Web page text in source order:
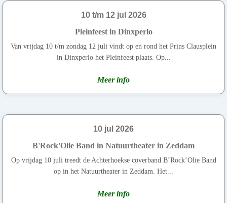
10 t/m 12 jul 2026
Pleinfeest in Dinxperlo
Van vrijdag 10 t/m zondag 12 juli vindt op en rond het Prins Clausplein
in Dinxperlo het Pleinfeest plaats. Op...
Meer info
10 jul 2026
B'Rock'Olie Band in Natuurtheater in Zeddam
Op vrijdag 10 juli treedt de Achterhoekse coverband B’Rock’Olie Band
op in het Natuurtheater in Zeddam. Het...
Meer info